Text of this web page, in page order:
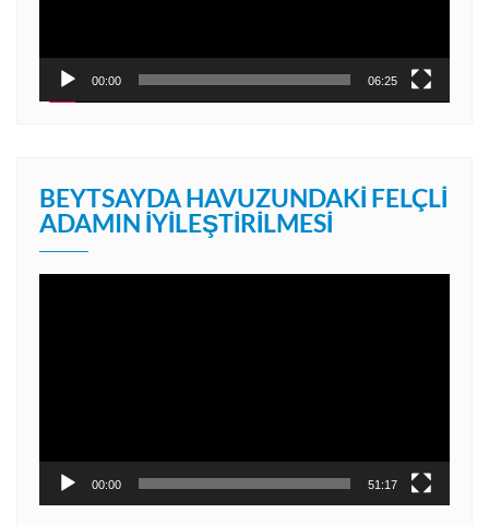
00:00 06:25
BEYTSAYDA HAVUZUNDAKI FELÇLI
ADAMIN İYILEŞTIRILMESI
00:00 51:17